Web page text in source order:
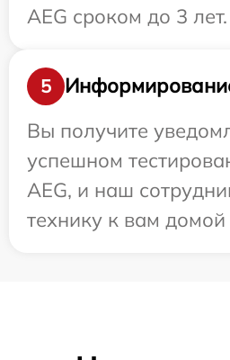
AEG сроком до 3 лет.
5
Вы получите
успешном
AEG, и наш
технику к вам